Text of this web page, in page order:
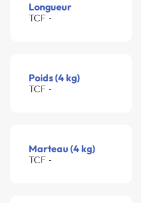
Longueur
TCF -
Poids (4 kg)
TCF -
Marteau (4 kg)
TCF -